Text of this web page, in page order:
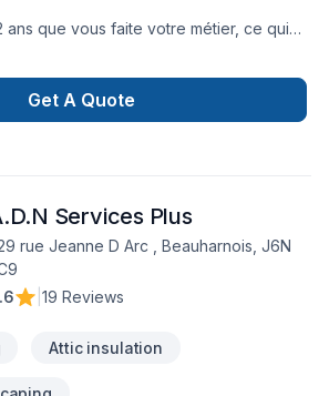
et Commercial . J'ai augmenter
depuis la covid comparativement au
prix très bas comparer avec mes
Plafond-
Division métal...
Get A Quote
Services Plus
rue Jeanne D Arc , Beauharnois, J6N
19 Reviews
Attic insulation